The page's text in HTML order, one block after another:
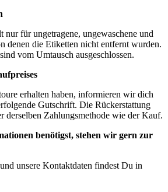
nur für ungetragene, ungewaschene und
denen die Etiketten nicht entfernt wurden.
vom Umtausch ausgeschlossen.
erhalten haben, informieren wir dich
Gutschrift. Die Rückerstattung
derselben Zahlungsmethode wie der Kauf.
benötigst, stehen wir gern zur
unsere Kontaktdaten findest Du in